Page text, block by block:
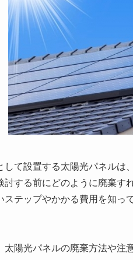
して設置する太陽光パネルは
討する前にどのように廃棄す
ステップやかかる費用を知っ
太陽光パネルの廃棄方法や注